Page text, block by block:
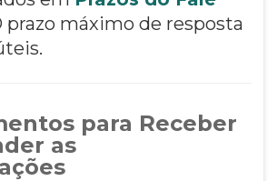
prazo máximo de resposta
para Receber
as